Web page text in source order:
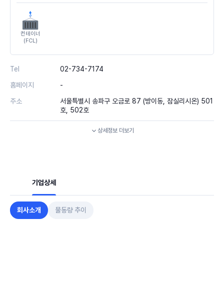
컨테이너
(FCL)
Tel
02-734-7174
홈페이지
-
주소
서울특별시 송파구 오금로 87 (방이동, 잠실리시온) 501
호, 502호
상세정보 더보기
기업상세
회사소개 물동량 추이